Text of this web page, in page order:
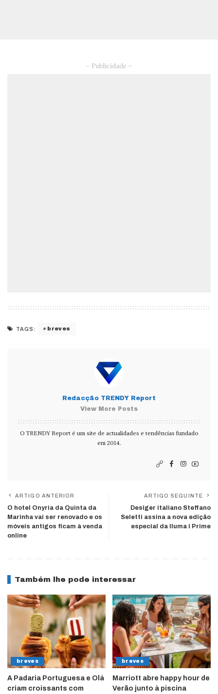
– Publicidade –
TAGS: breves
Redacção TRENDY Report
View More Posts
O TRENDY Report é um site de actualidades e tendências fundado
em 2014.
ARTIGO ANTERIOR
O hotel Onyria da Quinta da
Marinha vai ser renovado e os
móveis antigos ficam à venda
online
ARTIGO SEGUINTE
Desiger italiano Steffano
Seletti assina a nova edição
especial da Iluma i Prime
Também lhe pode interessar
breves
A Padaria Portuguesa e Olá
criam croissants com
breves
Marriott abre happy hour de
Verão junto à piscina